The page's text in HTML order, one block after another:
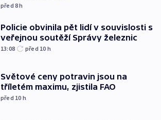
před 8h
Policie obvinila pět lidí v souvislosti s
veřejnou soutěží Správy železnic
13:08 před 10 h
Světové ceny potravin jsou na
tříletém maximu, zjistila FAO
před 10 h